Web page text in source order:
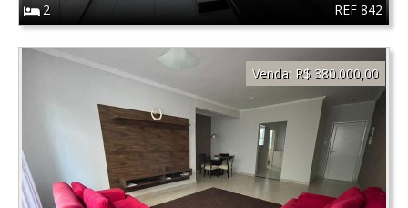
REF 842
2
Venda: R$ 380.000,00